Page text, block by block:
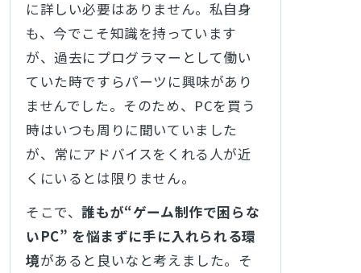
に詳しい必要はありません。私自身
も、今でこそ知識を持っています
が、過去にプログラマーとして働い
ていた時ですらパーツに興味があり
ませんでした。そのため、PCを買う
時はいつも周りに聞いていました
が、常にアドバイスをくれる人が近
くにいるとは限りません。
そこで、誰もが“ゲーム制作で困らな
いPC” を悩まずに手に入れられる環
境があると良いなと考えました。そ